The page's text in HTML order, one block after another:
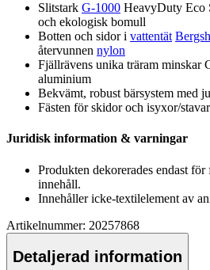
Slitstark G-1000 HeavyDuty Eco
och ekologisk bomull
Botten och sidor i vattentät
återvunnen nylon
Fjällrävens unika träram minskar
aluminium
Bekvämt, robust bärsystem med
Fästen för skidor och isyxor/
Juridisk information & varningar
Produkten dekorerades endast
innehåll.
Innehåller icke-textilelement av
Artikelnummer: 20257868
Detaljerad information